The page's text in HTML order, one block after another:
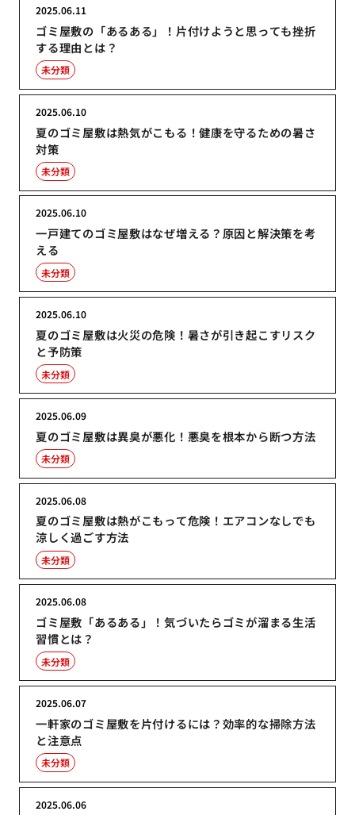
ゴミ屋敷の「あるある」！片付けようと思っても挫折
する理由とは？
2025.06.11
未分類
夏のゴミ屋敷は熱気がこもる！健康を守るための暑さ
対策
2025.06.10
未分類
一戸建てのゴミ屋敷はなぜ増える？原因と解決策を考
える
2025.06.10
未分類
夏のゴミ屋敷は火災の危険！暑さが引き起こすリスク
と予防策
2025.06.10
未分類
夏のゴミ屋敷は異臭が悪化！悪臭を根本から断つ方法
2025.06.09
未分類
夏のゴミ屋敷は熱がこもって危険！エアコンなしでも
涼しく過ごす方法
2025.06.08
未分類
ゴミ屋敷「あるある」！気づいたらゴミが溜まる生活
習慣とは？
2025.06.08
未分類
一軒家のゴミ屋敷を片付けるには？効率的な掃除方法
と注意点
2025.06.07
未分類
2025.06.06